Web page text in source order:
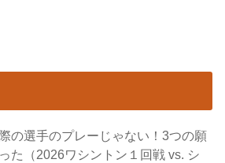
の選手のプレーじゃない！3つの願
た（2026ワシントン１回戦 vs. シ